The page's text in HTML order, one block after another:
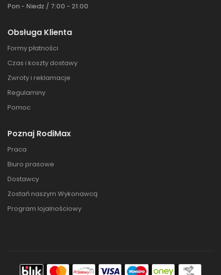
Pon - Niedz / 7:00 - 21:00
Obsługa Klienta
Formy płatności
Czas i koszty dostawy
Zwroty i reklamacje
Regulaminy
Pomoc
Poznaj RodiMax
Praca
Biuro prasowe
Dostawcy
Zostań naszym Wykonawcą
Program lojalnościowy